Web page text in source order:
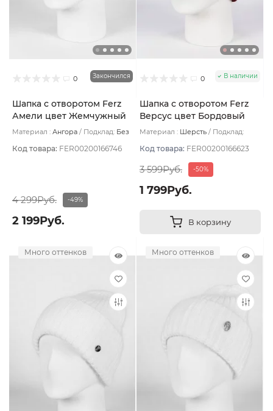
0 Закончился
Шапка с отворотом Ferz
Амели цвет Жемчужный
Материал : Ангора Подклад: Без
Код товара: FER00200166746
4 299Руб. -49%
2 199Руб.
0 В наличии
Шапка с отворотом Ferz
Версус цвет Бордовый
темный
Материал : Шерсть
Подклад:
Код товара: FER00200166623
3 599Руб. -50%
1 799Руб.
В корзину
Много оттенков Много оттенков